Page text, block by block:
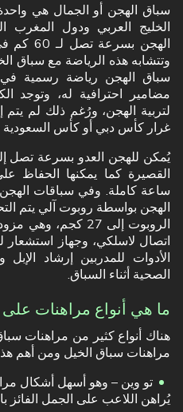
سباق الهجن أو الجمال هي
الخليج العربي ودول المغرب
الهجن
وتتشابه هذه الرياضة مع سباق
سباق الهجن رياضة رسمية في
مضامير احترافية له، وتوجد
لتربية الهجن، ورُغم ذلك لم
غرار كأس دبي أو كأس
ساعة كاملة. وفي سباقات الهجن
الهجن بواسطة روبوت آلي يتم
الروبوت إلى 27
اتصال لاسلكي، وجهاز
الأدوات للمدربين إرشاد الإبل
الصحية أثناء السباق.
ما هي أنواع مراهنات
هناك أنواع كثير من مراهنات
مراهنات سباق الخيل ومن أهم هذه
تو وين – وهو أسهل أشكال
يُراهن اللاعب على الجمل الفائز